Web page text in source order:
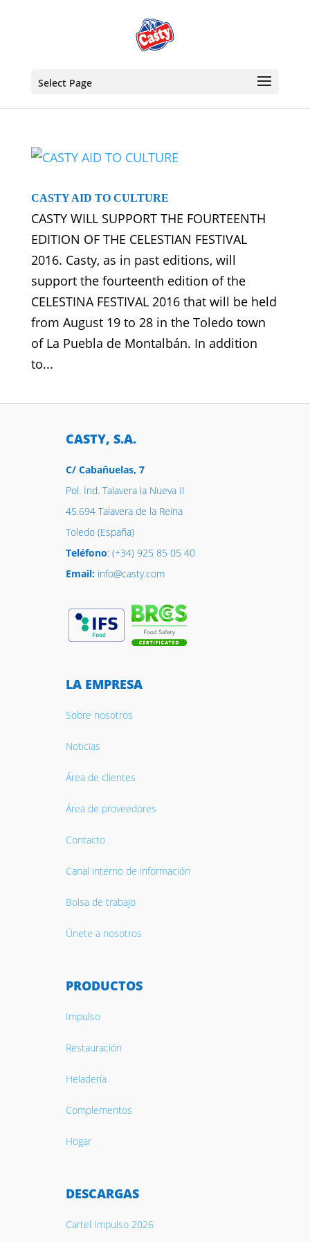
Select Page
CASTY AID TO CULTURE
CASTY WILL SUPPORT THE FOURTEENTH
EDITION OF THE CELESTIAN FESTIVAL
2016. Casty, as in past editions, will
support the fourteenth edition of the
CELESTINA FESTIVAL 2016 that will be held
from August 19 to 28 in the Toledo town
of La Puebla de Montalbán. In addition
to...
CASTY, S.A.
C/ Cabañuelas, 7
Pol. Ind. Talavera la Nueva II
45.694 Talavera de la Reina
Toledo (España)
Teléfono: (+34) 925 85 05 40
Email:info@casty.com
LA EMPRESA
Sobre nosotros
Noticias
Área de clientes
Área de proveedores
Contacto
Canal interno de información
Bolsa de trabajo
Únete a nosotros
PRODUCTOS
Impulso
Restauración
Heladería
Complementos
Hogar
DESCARGAS
Cartel Impulso 2026